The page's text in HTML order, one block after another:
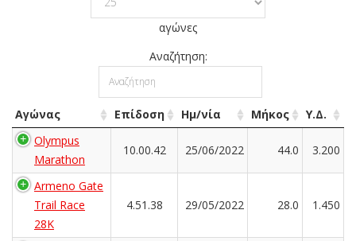
αγώνες
Αναζήτηση:
Αγώνας Επίδοση Ημ/νία Μήκος
Υ.Δ.
Olympus
Marathon
10.00.42 25/06/2022 44.0 3.200
Armeno Gate
Trail Race
28K
4.51.38 29/05/2022 28.0 1.450